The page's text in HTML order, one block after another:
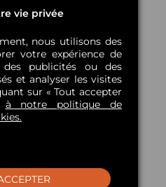
vie privée
nous utilisons des
votre expérience de
des publicités ou des
et analyser les visites
sur « Tout accepter
à notre politique de